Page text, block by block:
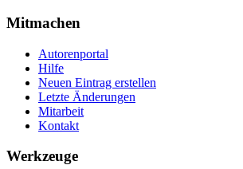
Mitmachen
Autorenportal
Hilfe
Neuen Eintrag erstellen
Letzte Änderungen
Mitarbeit
Kontakt
Werkzeuge